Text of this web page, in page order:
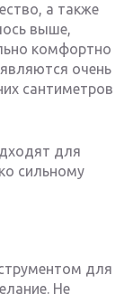
а также
выше,
комфортно
очень
сантиметров
для
сильному
для
Не